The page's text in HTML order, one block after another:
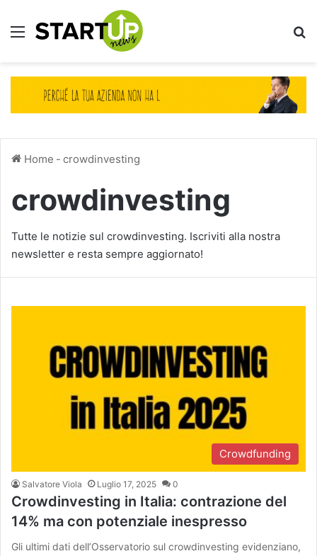
Menu
Home - crowdinvesting
crowdinvesting
Tutte le notizie sul crowdinvesting. Iscriviti alla nostra
newsletter e resta sempre aggiornato!
Crowdfunding
Salvatore Viola Luglio 17, 2025 0
Crowdinvesting in Italia: contrazione del
14% ma con potenziale inespresso
Gli ultimi dati dell’Osservatorio sul crowdinvesting evidenziano,